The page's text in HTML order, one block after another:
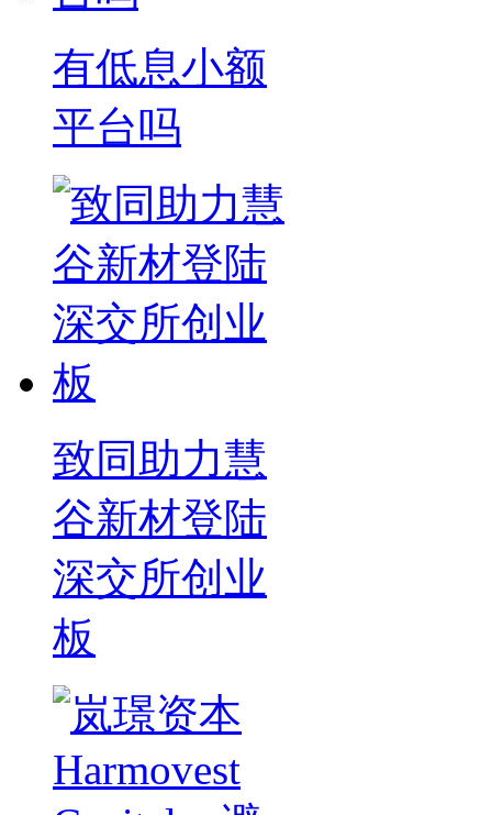
有低息小额
平台吗
致同助力慧
谷新材登陆
深交所创业
板